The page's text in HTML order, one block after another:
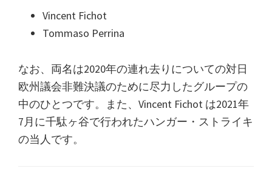
Vincent Fichot
Tommaso Perrina
なお、両名は2020年の連れ去りについての対日
欧州議会非難決議のために尽力したグループの
中のひとつです。また、Vincent Fichot は2021年
7月に千駄ヶ谷で行われたハンガー・ストライキ
の当人です。